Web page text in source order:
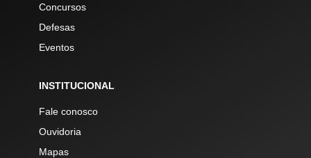
Concursos
Defesas
Eventos
INSTITUCIONAL
Fale conosco
Ouvidoria
Mapas